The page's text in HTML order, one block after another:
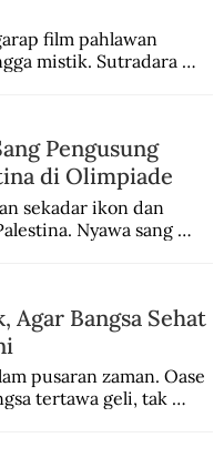
film pahlawan
mistik. Sutradara
Pengusung
di Olimpiade
sekadar ikon dan
Nyawa sang
Agar Bangsa Sehat
pusaran zaman. Oase
tertawa geli, tak